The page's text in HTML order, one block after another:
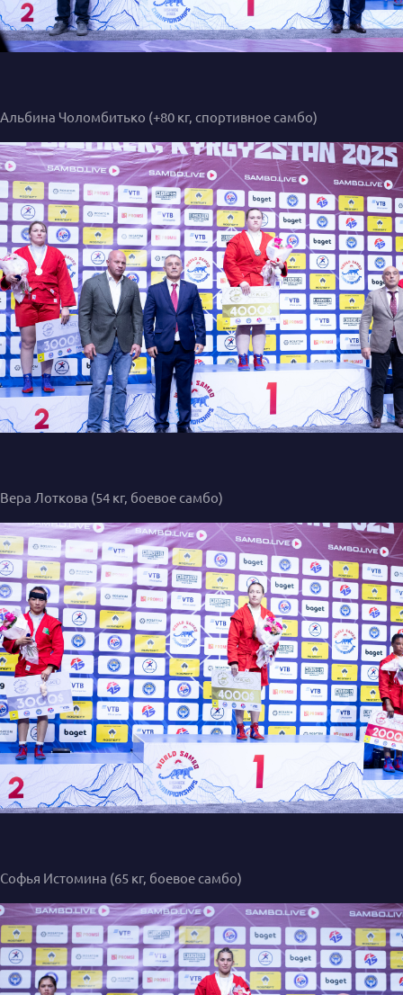
Альбина Чоломбитько (+80 кг, спортивное самбо)
Вера Лоткова (54 кг, боевое самбо)
Софья Истомина (65 кг, боевое самбо)